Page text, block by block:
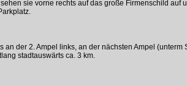
sie vorne rechts auf das große Firmenschild auf
an der 2. Ampel links, an der nächsten Ampel (unterm
stadtauswärts ca. 3 km.